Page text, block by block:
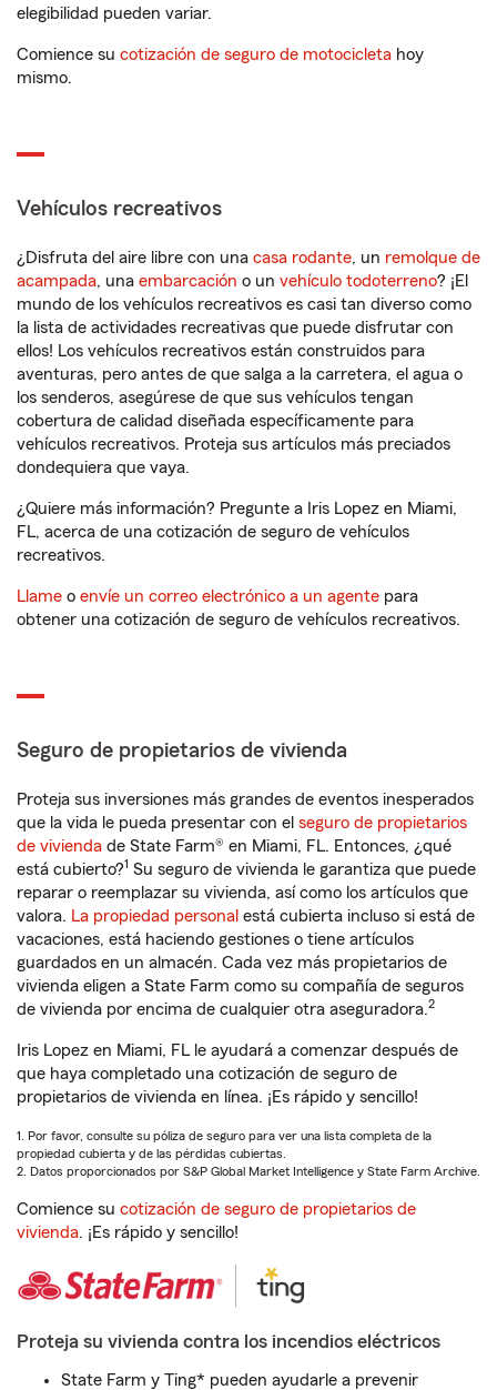
elegibilidad pueden variar.
Comience su cotización de seguro de motocicleta hoy
mismo.
Vehículos recreativos
¿Disfruta del aire libre con una casa rodante, un remolque de
acampada, una embarcación o un vehículo todoterreno? ¡El
mundo de los vehículos recreativos es casi tan diverso como
la lista de actividades recreativas que puede disfrutar con
ellos! Los vehículos recreativos están construidos para
aventuras, pero antes de que salga a la carretera, el agua o
los senderos, asegúrese de que sus vehículos tengan
cobertura de calidad diseñada específicamente para
vehículos recreativos. Proteja sus artículos más preciados
dondequiera que vaya.
¿Quiere más información? Pregunte a Iris Lopez en Miami,
FL, acerca de una cotización de seguro de vehículos
recreativos.
Llame o envíe un correo electrónico a un agente para
obtener una cotización de seguro de vehículos recreativos.
Seguro de propietarios de vivienda
Proteja sus inversiones más grandes de eventos inesperados
que la vida le pueda presentar con el seguro de propietarios
de vivienda de State Farm® en Miami, FL. Entonces, ¿qué
está cubierto?1 Su seguro de vivienda le garantiza que puede
reparar o reemplazar su vivienda, así como los artículos que
valora. La propiedad personal está cubierta incluso si está de
vacaciones, está haciendo gestiones o tiene artículos
guardados en un almacén. Cada vez más propietarios de
vivienda eligen a State Farm como su compañía de seguros
de vivienda por encima de cualquier otra aseguradora.2
Iris Lopez en Miami, FL le ayudará a comenzar después de
que haya completado una cotización de seguro de
propietarios de vivienda en línea. ¡Es rápido y sencillo!
1. Por favor, consulte su póliza de seguro para ver una lista completa de la
propiedad cubierta y de las pérdidas cubiertas.
2. Datos proporcionados por S&P Global Market Intelligence y State Farm Archive.
Comience su cotización de seguro de propietarios de
vivienda. ¡Es rápido y sencillo!
Proteja su vivienda contra los incendios eléctricos
State Farm y Ting* pueden ayudarle a prevenir